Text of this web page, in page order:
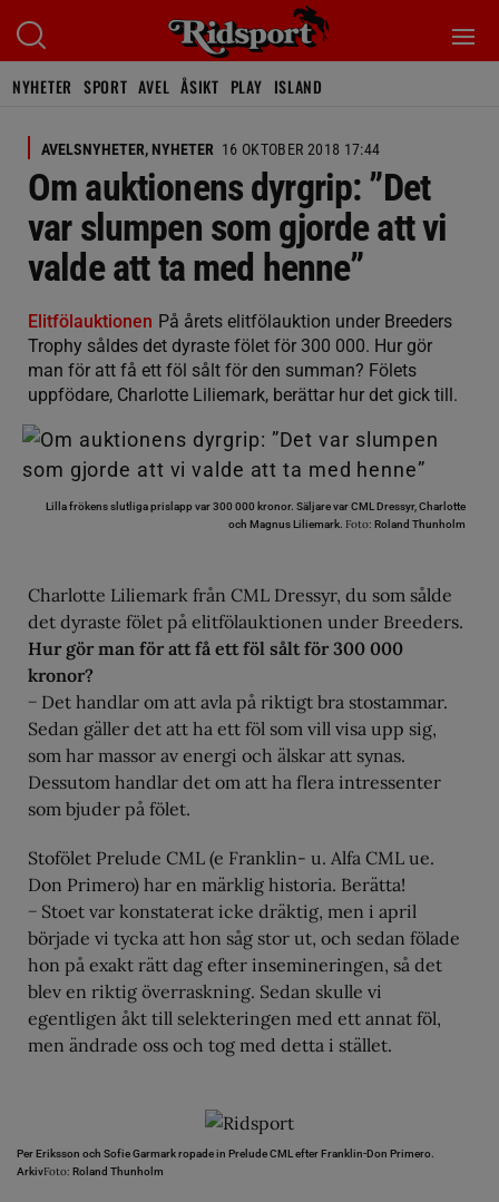
NYHETER SPORT AVEL ÅSIKT PLAY ISLAND
AVELSNYHETER, NYHETER 16 OKTOBER 2018 17:44
Om auktionens dyrgrip: ”Det
var slumpen som gjorde att vi
valde att ta med henne”
Elitfölauktionen På årets elitfölauktion under Breeders
Trophy såldes det dyraste fölet för 300 000. Hur gör
man för att få ett föl sålt för den summan? Fölets
uppfödare, Charlotte Liliemark, berättar hur det gick till.
Lilla frökens slutliga prislapp var 300 000 kronor. Säljare var CML Dressyr, Charlotte
och Magnus Liliemark. Foto: Roland Thunholm
Charlotte Liliemark från CML Dressyr, du som sålde
det dyraste fölet på elitfölauktionen under Breeders.
Hur gör man för att få ett föl sålt för 300 000
kronor?
− Det handlar om att avla på riktigt bra stostammar.
Sedan gäller det att ha ett föl som vill visa upp sig,
som har massor av energi och älskar att synas.
Dessutom handlar det om att ha flera intressenter
som bjuder på fölet.
Stofölet Prelude CML (e Franklin- u. Alfa CML ue.
Don Primero) har en märklig historia. Berätta!
− Stoet var konstaterat icke dräktig, men i april
började vi tycka att hon såg stor ut, och sedan fölade
hon på exakt rätt dag efter insemineringen, så det
blev en riktig överraskning. Sedan skulle vi
egentligen åkt till selekteringen med ett annat föl,
men ändrade oss och tog med detta i stället.
Per Eriksson och Sofie Garmark ropade in Prelude CML efter Franklin-Don Primero.
ArkivFoto: Roland Thunholm